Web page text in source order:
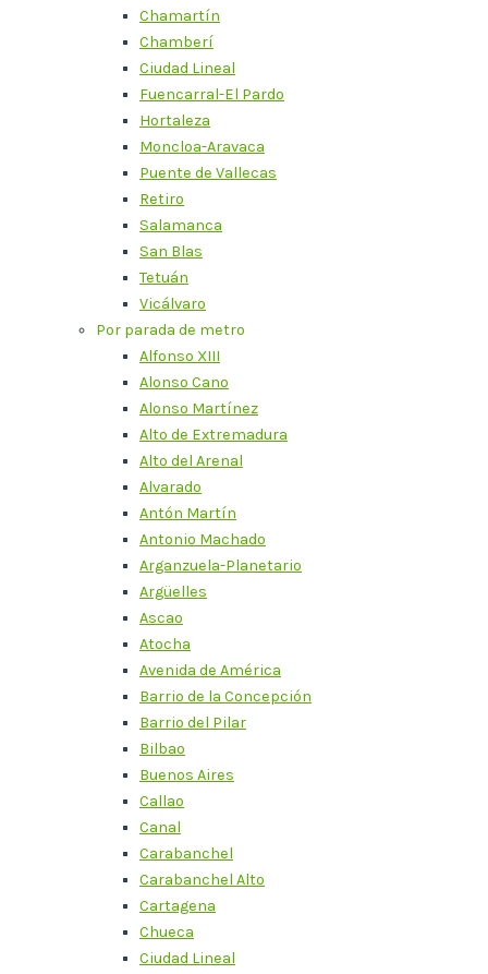
Chamartín
Chamberí
Ciudad Lineal
Fuencarral-El Pardo
Hortaleza
Moncloa-Aravaca
Puente de Vallecas
Retiro
Salamanca
San Blas
Tetuán
Vicálvaro
Por parada de metro
Alfonso XIII
Alonso Cano
Alonso Martínez
Alto de Extremadura
Alto del Arenal
Alvarado
Antón Martín
Antonio Machado
Arganzuela-Planetario
Argüelles
Ascao
Atocha
Avenida de América
Barrio de la Concepción
Barrio del Pilar
Bilbao
Buenos Aires
Callao
Canal
Carabanchel
Carabanchel Alto
Cartagena
Chueca
Ciudad Lineal